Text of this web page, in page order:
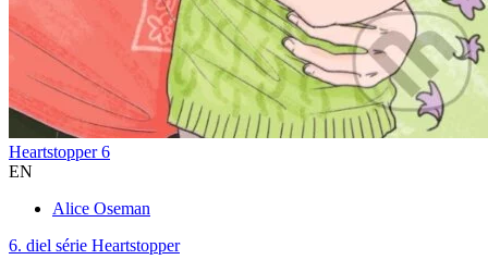
Heartstopper 6
EN
Alice Oseman
6. diel série Heartstopper